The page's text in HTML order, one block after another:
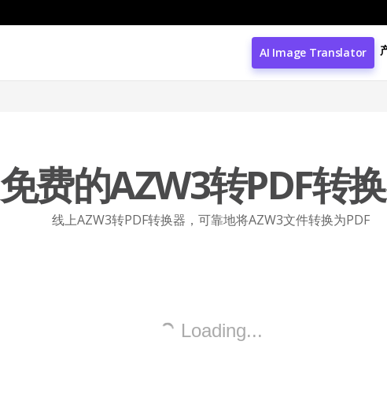
AI Image Translator
免费的AZW3转PDF转
线上AZW3转PDF转换器，可靠地将AZW3文件转换为PDF